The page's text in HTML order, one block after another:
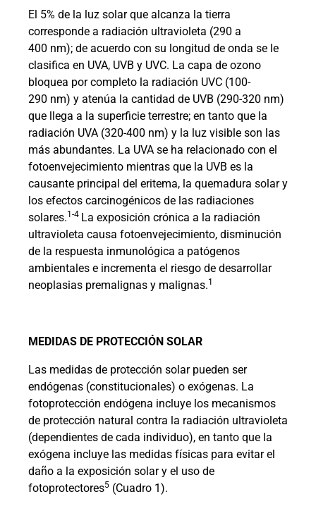
El 5% de la luz solar que alcanza la tierra
corresponde a radiación ultravioleta (290 a
400 nm); de acuerdo con su longitud de onda se le
clasifica en UVA, UVB y UVC. La capa de ozono
bloquea por completo la radiación UVC (100-
290 nm) y atenúa la cantidad de UVB (290-320 nm)
que llega a la superficie terrestre; en tanto que la
radiación UVA (320-400 nm) y la luz visible son las
más abundantes. La UVA se ha relacionado con el
fotoenvejecimiento mientras que la UVB es la
causante principal del eritema, la quemadura solar y
los efectos carcinogénicos de las radiaciones
solares.1-4 La exposición crónica a la radiación
ultravioleta causa fotoenvejecimiento, disminución
de la respuesta inmunológica a patógenos
ambientales e incrementa el riesgo de desarrollar
neoplasias premalignas y malignas.1
MEDIDAS DE PROTECCIÓN SOLAR
Las medidas de protección solar pueden ser
endógenas (constitucionales) o exógenas. La
fotoprotección endógena incluye los mecanismos
de protección natural contra la radiación ultravioleta
(dependientes de cada individuo), en tanto que la
exógena incluye las medidas físicas para evitar el
daño a la exposición solar y el uso de
fotoprotectores5 (Cuadro 1).